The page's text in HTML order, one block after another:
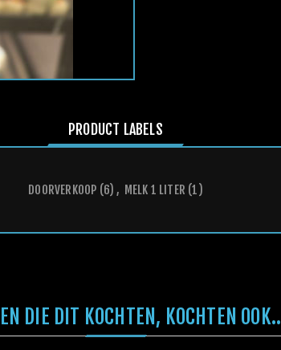
PRODUCT LABELS
DOORVERKOOP (6) , MELK 1 LITER (1)
DIE DIT KOCHTEN, KOCHTEN OOK..